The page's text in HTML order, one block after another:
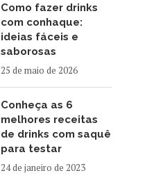
Como fazer drinks
com conhaque:
ideias fáceis e
saborosas
25 de maio de 2026
Conheça as 6
melhores receitas
de drinks com saquê
para testar
24 de janeiro de 2023